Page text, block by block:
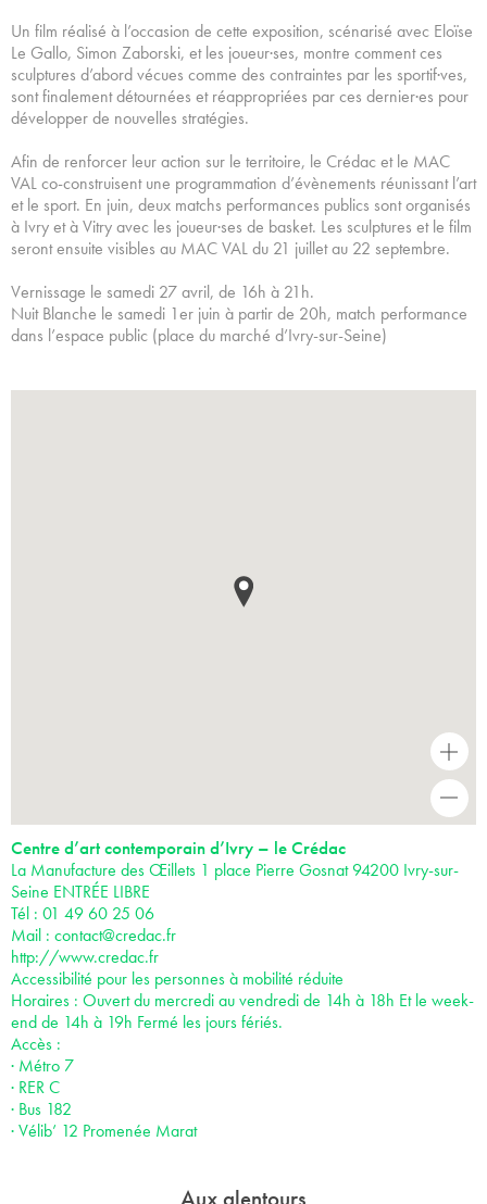
Un film réalisé à l’occasion de cette exposition, scénarisé avec Eloïse
Le Gallo, Simon Zaborski, et les joueur·ses, montre comment ces
sculptures d’abord vécues comme des contraintes par les sportif·ves,
sont finalement détournées et réappropriées par ces dernier·es pour
développer de nouvelles stratégies.
Afin de renforcer leur action sur le territoire, le Crédac et le MAC
VAL co-construisent une programmation d’évènements réunissant l’art
et le sport. En juin, deux matchs performances publics sont organisés
à Ivry et à Vitry avec les joueur·ses de basket. Les sculptures et le film
seront ensuite visibles au MAC VAL du 21 juillet au 22 septembre.
Vernissage le samedi 27 avril, de 16h à 21h.
Nuit Blanche le samedi 1er juin à partir de 20h, match performance
dans l’espace public (place du marché d’Ivry-sur-Seine)
+
Centre d’art contemporain d’Ivry – le Crédac
La Manufacture des Œillets 1 place Pierre Gosnat 94200 Ivry-sur-
Seine ENTRÉE LIBRE
Tél : 01 49 60 25 06
Mail : contact@credac.fr
http://www.credac.fr
Accessibilité pour les personnes à mobilité réduite
Horaires : Ouvert du mercredi au vendredi de 14h à 18h Et le week-
end de 14h à 19h Fermé les jours fériés.
Accès :
· Métro 7
· RER C
· Bus 182
· Vélib’ 12 Promenée Marat
Aux alentours